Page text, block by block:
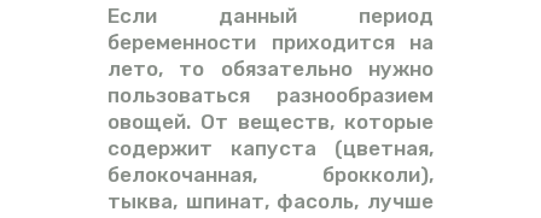
Если данный период
беременности приходится на
лето, то обязательно нужно
пользоваться разнообразием
овощей. От веществ, которые
содержит капуста (цветная,
белокочанная, брокколи),
тыква, шпинат, фасоль, лучше